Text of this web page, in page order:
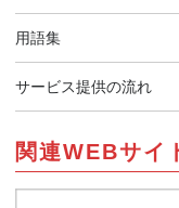
用語集
サービス提供の流れ
関連WEBサイ